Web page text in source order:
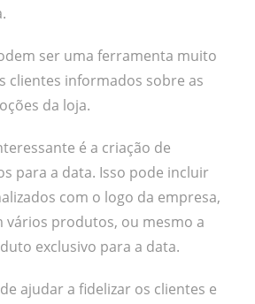
ser uma ferramenta muito
clientes informados sobre as
da loja.
é a criação de
para a data. Isso pode incluir
com o logo da empresa,
vários produtos, ou mesmo a
exclusivo para a data.
ajudar a fidelizar os clientes e